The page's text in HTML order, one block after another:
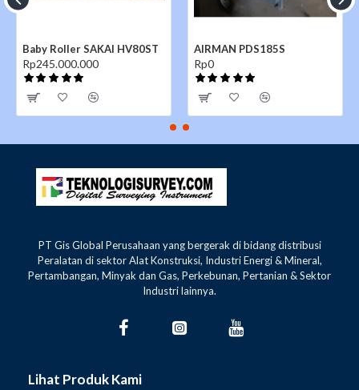
Baby Roller SAKAI HV80ST
Rp245.000.000
AIRMAN PDS185S
Rp0
PT Gis Global Perusahaan yang bergerak di bidang distribusi
Peralatan di sektor Alat Konstruksi, Industri Energi & Mineral,
Pertambangan, Minyak dan Gas, Perkebunan, Pertanian & Sektor
Industri lainnya.
Lihat Produk Kami